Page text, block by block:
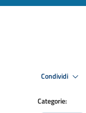
Condividi
Categorie: